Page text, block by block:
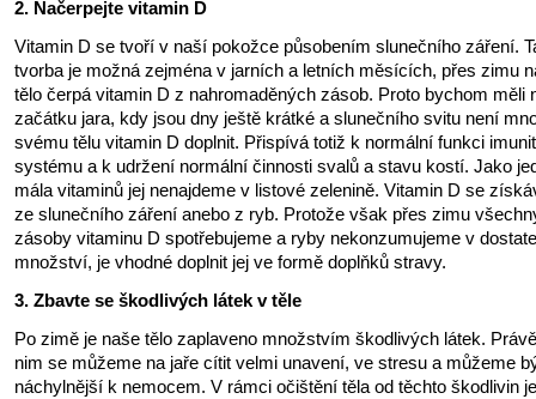
2. Načerpejte vitamin D
Vitamin D se tvoří v naší pokožce působením slunečního záření.
tvorba je možná zejména v jarních a letních měsících, přes zimu
tělo čerpá vitamin D z nahromaděných zásob. Proto bychom měli
začátku jara, kdy jsou dny ještě krátké a slunečního svitu není
svému tělu vitamin D doplnit. Přispívá totiž k normální funkci
systému a k udržení normální činnosti svalů a stavu kostí. Jako
mála vitaminů jej nenajdeme v listové zelenině. Vitamin D se
ze slunečního záření anebo z ryb. Protože však přes zimu
zásoby vitaminu D spotřebujeme a ryby nekonzumujeme v
množství, je vhodné doplnit jej ve formě doplňků stravy.
3. Zbavte se škodlivých látek v těle
Po zimě je naše tělo zaplaveno množstvím škodlivých látek.
nim se můžeme na jaře cítit velmi unavení, ve stresu a můžeme
náchylnější k nemocem. V rámci očištění těla od těchto škodlivin je